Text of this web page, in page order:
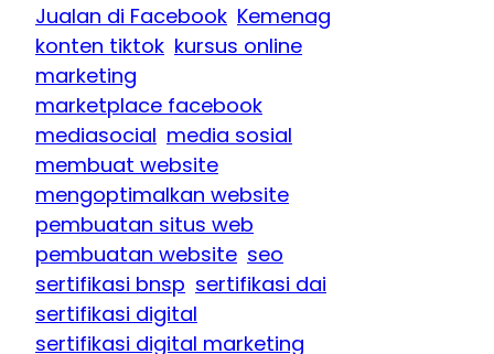
Jualan di Facebook Kemenag
konten tiktok kursus online
marketing
marketplace facebook
mediasocial media sosial
membuat website
mengoptimalkan website
pembuatan situs web
pembuatan website seo
sertifikasi bnsp sertifikasi dai
sertifikasi digital
sertifikasi digital marketing